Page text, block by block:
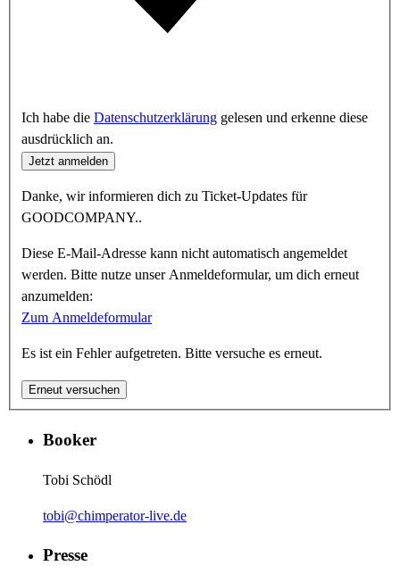
Ich habe die Datenschutzerklärung gelesen und erkenne diese
ausdrücklich an.
Jetzt anmelden
Danke, wir informieren dich zu Ticket-Updates für
GOODCOMPANY..
Diese E-Mail-Adresse kann nicht automatisch angemeldet
werden. Bitte nutze unser Anmeldeformular, um dich erneut
anzumelden:
Zum Anmeldeformular
Es ist ein Fehler aufgetreten. Bitte versuche es erneut.
Erneut versuchen
Booker
Tobi Schödl
tobi@chimperator-live.de
Presse